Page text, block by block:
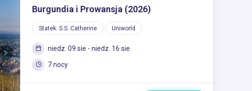
Next
Burgundia i Prowansja (2026)
Statek: S.S. Catherine Uniworld
niedz. 09 sie - niedz. 16 sie
7 nocy